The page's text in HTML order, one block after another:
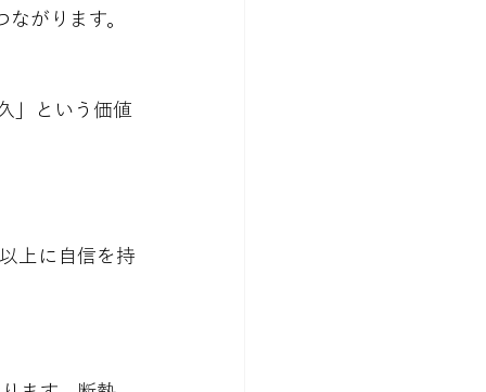
がります。
」という価値
上に自信を持